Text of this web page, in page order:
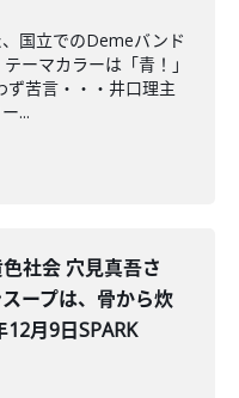
国立でのDemeバンド
ーマカラーは「青！」
苦言・・・井口理主
...
社会 穴見真吾さ
ープは、骨から炊
月9日SPARK